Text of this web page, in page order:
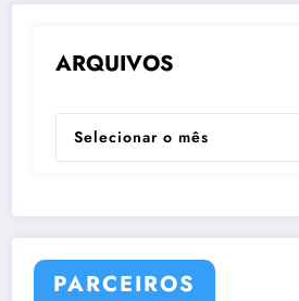
ARQUIVOS
ARQUIVOS
PARCEIROS